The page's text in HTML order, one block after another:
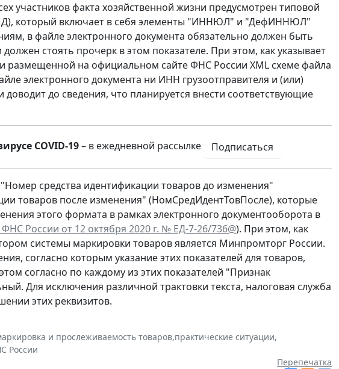
участников факта хозяйственной жизни предусмотрен типовой
который включает в себя элементы "ИННЮЛ" и "ДефИННЮЛ"
в файле электронного документа обязательно должен быть
стоять прочерк в этом показателе. При этом, как указывает
размещенной на официальном сайте ФНС России XML схеме файла
электронного документа ни ИНН грузоотправителя и (или)
до сведения, что планируется внести соответствующие
COVID-19– в ежедневной рассылке Подписаться
средства идентификации товаров до изменения"
товаров после изменения" (НомСредИдентТовПосле), которые
этого формата в рамках электронного документооборота в
России от 12 октября 2020 г. № ЕД-7-26/736@). При этом, как
системы маркировки товаров является Минпромторг России.
согласно которым указание этих показателей для товаров,
согласно по каждому из этих показателей "Признак
Для исключения различной трактовки текста, налоговая служба
этих реквизитов.
и прослеживаемость товаров,практические ситуации,
России
Перепечатка